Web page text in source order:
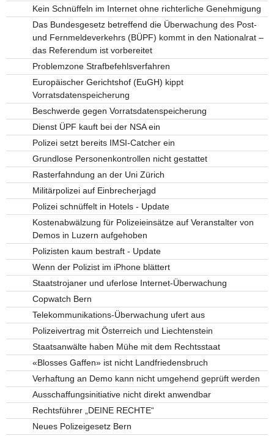
Kein Schnüffeln im Internet ohne richterliche Genehmigung
Das Bundesgesetz betreffend die Überwachung des Post-
und Fernmeldeverkehrs (BÜPF) kommt in den Nationalrat –
das Referendum ist vorbereitet
Problemzone Strafbefehlsverfahren
Europäischer Gerichtshof (EuGH) kippt
Vorratsdatenspeicherung
Beschwerde gegen Vorratsdatenspeicherung
Dienst ÜPF kauft bei der NSA ein
Polizei setzt bereits IMSI-Catcher ein
Grundlose Personenkontrollen nicht gestattet
Rasterfahndung an der Uni Zürich
Militärpolizei auf Einbrecherjagd
Polizei schnüffelt in Hotels - Update
Kostenabwälzung für Polizeieinsätze auf Veranstalter von
Demos in Luzern aufgehoben
Polizisten kaum bestraft - Update
Wenn der Polizist im iPhone blättert
Staatstrojaner und uferlose Internet-Überwachung
Copwatch Bern
Telekommunikations-Überwachung ufert aus
Polizeivertrag mit Österreich und Liechtenstein
Staatsanwälte haben Mühe mit dem Rechtsstaat
«Blosses Gaffen» ist nicht Landfriedensbruch
Verhaftung an Demo kann nicht umgehend geprüft werden
Ausschaffungsinitiative nicht direkt anwendbar
Rechtsführer „DEINE RECHTE“
Neues Polizeigesetz Bern